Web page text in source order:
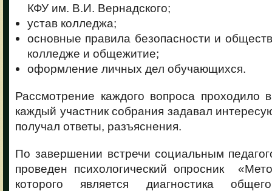
КФУ им. В.И. Вернадского;
устав колледжа;
основные правила безопасности и
колледже и общежитие;
оформление личных дел обучающихся.
Рассмотрение каждого вопроса проходило
каждый участник собрания задавал
получал ответы, разъяснения.
По завершении встречи социальным
проведен психологический опросник
которого является диагностика